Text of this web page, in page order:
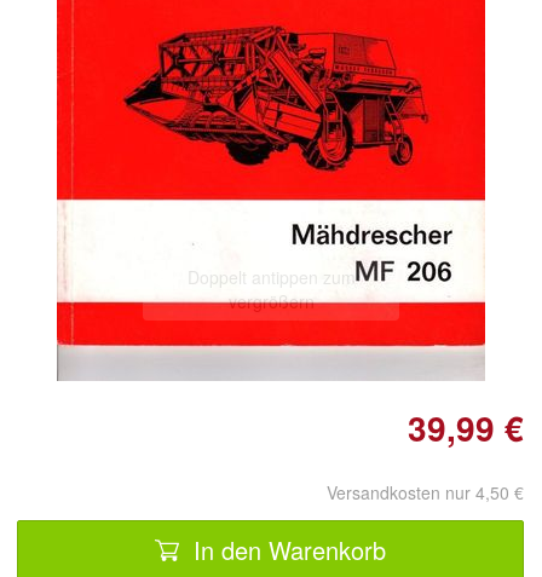
Doppelt antippen zum
vergrößern
39,99 €
Versandkosten nur 4,50 €
In den Warenkorb